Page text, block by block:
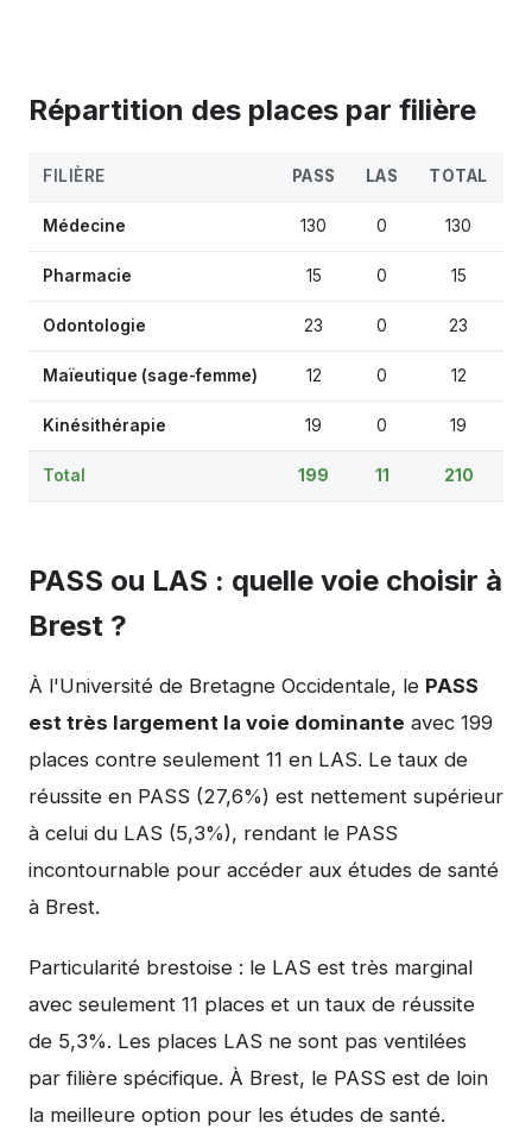
Répartition des places par filière
FILIÈRE PASS LAS TOTAL
Médecine 130 0 130
Pharmacie 15 0 15
Odontologie 23 0 23
Maïeutique (sage-femme) 12 0 12
Kinésithérapie 19 0 19
Total 199 11 210
PASS ou LAS : quelle voie choisir à
Brest ?
À l'Université de Bretagne Occidentale, le PASS
est très largement la voie dominante avec 199
places contre seulement 11 en LAS. Le taux de
réussite en PASS (27,6%) est nettement supérieur
à celui du LAS (5,3%), rendant le PASS
incontournable pour accéder aux études de santé
à Brest.
Particularité brestoise : le LAS est très marginal
avec seulement 11 places et un taux de réussite
de 5,3%. Les places LAS ne sont pas ventilées
par filière spécifique. À Brest, le PASS est de loin
la meilleure option pour les études de santé.